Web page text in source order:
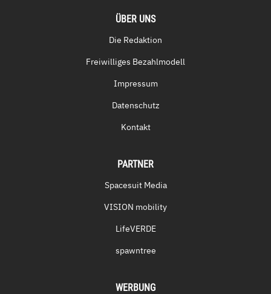
ÜBER UNS
Die Redaktion
Freiwilliges Bezahlmodell
Impressum
Datenschutz
Kontakt
PARTNER
Spacesuit Media
VISION mobility
LifeVERDE
spawntree
WERBUNG